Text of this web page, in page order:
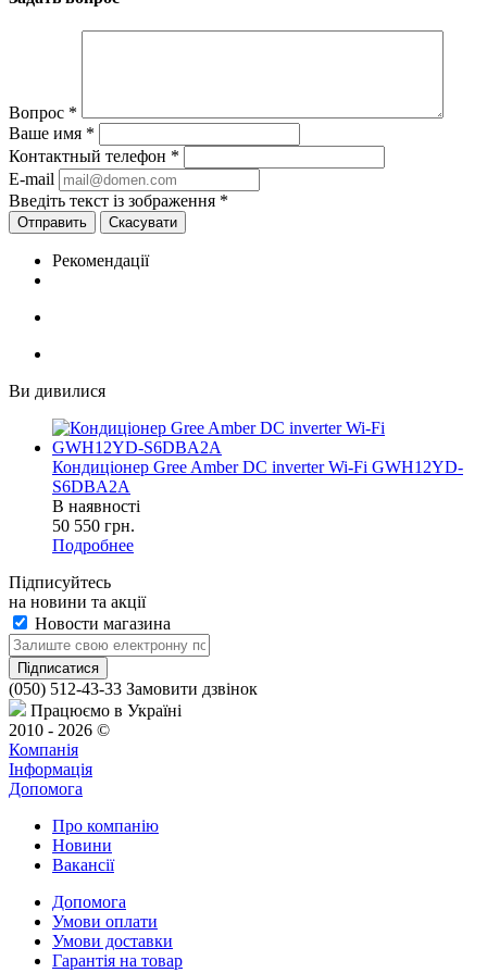
Вопрос *
Ваше имя *
Контактный телефон *
E-mail
Введіть текст із зображення *
Скасувати
Рекомендації
Ви дивилися
Кондиціонер Gree Amber DC inverter Wi-Fi GWH12YD-
S6DBA2A
В наявності
50 550 грн.
Подробнее
Підписуйтесь
на новини та акції
Новости магазина
(050) 512-43-33 Замовити дзвінок
Працюємо в Україні
2010 - 2026 ©
Компанія
Інформація
Допомога
Про компанію
Новини
Вакансії
Допомога
Умови оплати
Умови доставки
Гарантія на товар